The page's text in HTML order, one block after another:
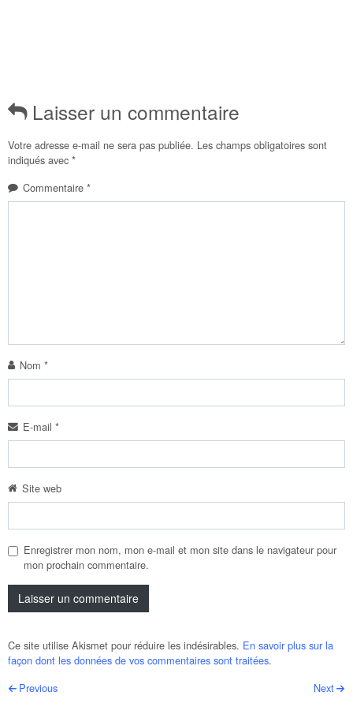
Laisser un commentaire
Votre adresse e-mail ne sera pas publiée. Les champs obligatoires sont
indiqués avec *
Commentaire *
Nom *
E-mail *
Site web
Enregistrer mon nom, mon e-mail et mon site dans le navigateur pour
mon prochain commentaire.
Ce site utilise Akismet pour réduire les indésirables. En savoir plus sur la
façon dont les données de vos commentaires sont traitées.
Post navigation
Previous Next